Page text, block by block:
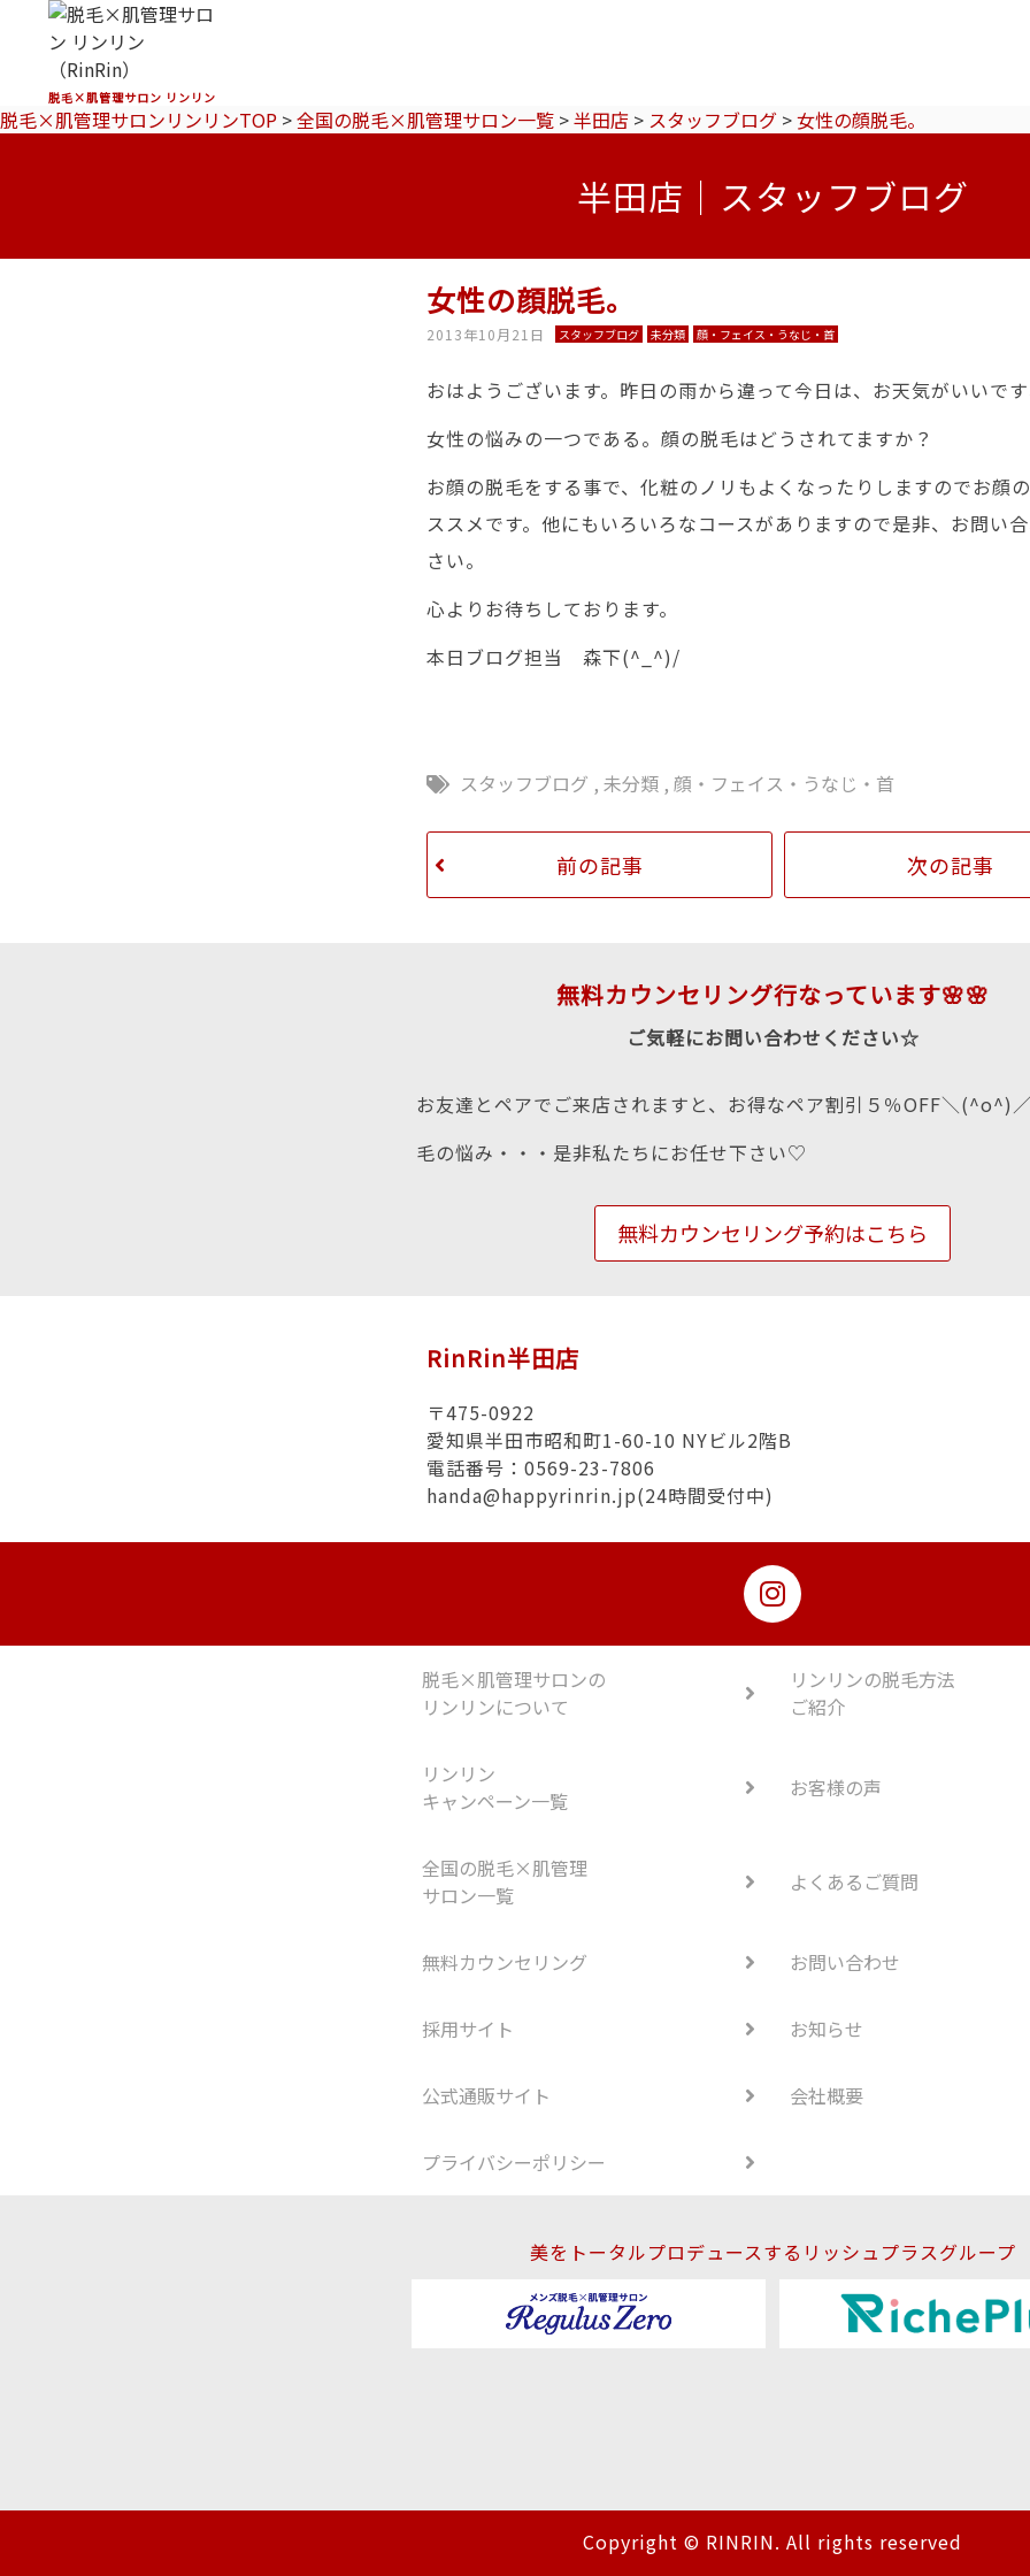
脱毛×肌管理サロン リンリン
脱毛×肌管理サロンリンリンTOP >全国の脱毛×肌管理サロン一覧 >半田店 > スタッフブログ >女性の顔脱毛。
半田店｜スタッフブログ
女性の顔脱毛。
2013年10月21日 スタッフブログ 未分類 顔・フェイス・うなじ・首
おはようございます。昨日の雨から違って今日は、お天気がいいで
女性の悩みの一つである。顔の脱毛はどうされてますか？
お顔の脱毛をする事で、化粧のノリもよくなったりしますのでお顔
ススメです。他にもいろいろなコースがありますので是非、お問い
さい。
心よりお待ちしております。
本日ブログ担当 森下(^_^)/
スタッフブログ ,未分類 ,顔・フェイス・うなじ・首
前の記事 次の記事
無料カウンセリング行なっています🌸🌸
ご気軽にお問い合わせください☆
お友達とペアでご来店されますと、お得なペア割引５％OFF＼(^o^)
毛の悩み・・・是非私たちにお任せ下さい♡
無料カウンセリング予約はこちら
RinRin半田店
〒475-0922
愛知県半田市昭和町1-60-10 NYビル2階B
電話番号：0569-23-7806
handa@happyrinrin.jp(24時間受付中)
脱毛×肌管理サロンの
リンリンについて
リンリンの脱毛方法
ご紹介
リンリン
キャンペーン一覧
お客様の声
全国の脱毛×肌管理
サロン一覧
よくあるご質問
無料カウンセリング お問い合わせ
採用サイト お知らせ
公式通販サイト 会社概要
プライバシーポリシー
美をトータルプロデュースするリッシュプラスグループ
Copyright © RINRIN. All rights reserved